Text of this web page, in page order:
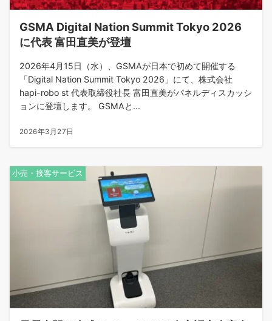
GSMA Digital Nation Summit Tokyo 2026
に代表 富田直美が登壇
2026年4月15日（水）、GSMAが日本で初めて開催する
「Digital Nation Summit Tokyo 2026」にて、株式会社
hapi-robo st 代表取締役社長 富田直美がパネルディスカッシ
ョンに登壇します。 GSMAと...
2026年3月27日
小売・接客サービス